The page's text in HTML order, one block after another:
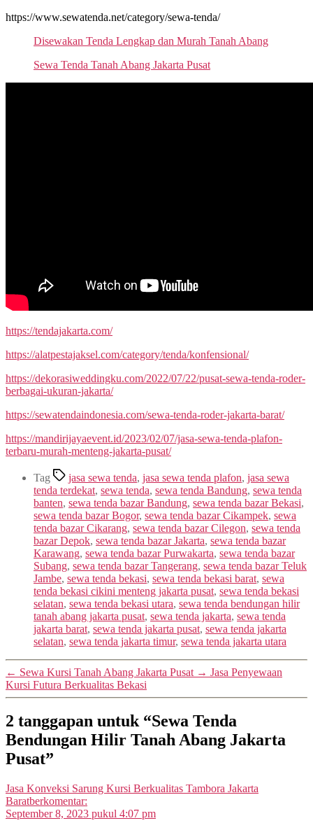
https://www.sewatenda.net/category/sewa-tenda/
Disewakan Tenda Lengkap dan Murah Tanah Abang
Sewa Tenda Tanah Abang Jakarta Pusat
https://tendajakarta.com/
https://alatpestajaksel.com/category/tenda/konfensional/
https://dekorasiweddingku.com/2022/07/22/pusat-sewa-tenda-roder-
berbagai-ukuran-jakarta/
https://sewatendaindonesia.com/sewa-tenda-roder-jakarta-barat/
https://mandirijayaevent.id/2023/02/07/jasa-sewa-tenda-plafon-
terbaru-murah-menteng-jakarta-pusat/
Tag jasa sewa tenda, jasa sewa tenda plafon, jasa sewa
tenda terdekat, sewa tenda, sewa tenda Bandung, sewa tenda
banten, sewa tenda bazar Bandung, sewa tenda bazar Bekasi,
sewa tenda bazar Bogor, sewa tenda bazar Cikampek, sewa
tenda bazar Cikarang, sewa tenda bazar Cilegon, sewa tenda
bazar Depok, sewa tenda bazar Jakarta, sewa tenda bazar
Karawang, sewa tenda bazar Purwakarta, sewa tenda bazar
Subang, sewa tenda bazar Tangerang, sewa tenda bazar Teluk
Jambe, sewa tenda bekasi, sewa tenda bekasi barat, sewa
tenda bekasi cikini menteng jakarta pusat, sewa tenda bekasi
selatan, sewa tenda bekasi utara, sewa tenda bendungan hilir
tanah abang jakarta pusat, sewa tenda jakarta, sewa tenda
jakarta barat, sewa tenda jakarta pusat, sewa tenda jakarta
selatan, sewa tenda jakarta timur, sewa tenda jakarta utara
← Sewa Kursi Tanah Abang Jakarta Pusat → Jasa Penyewaan
Kursi Futura Berkualitas Bekasi
2 tanggapan untuk “Sewa Tenda
Bendungan Hilir Tanah Abang Jakarta
Pusat”
Jasa Konveksi Sarung Kursi Berkualitas Tambora Jakarta
Baratberkomentar:
September 8, 2023 pukul 4:07 pm